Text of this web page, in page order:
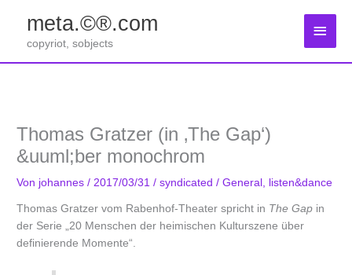
springen
meta.©®.com
copyriot, sobjects
Thomas Gratzer (in ‚The Gap‘)
&uuml;ber monochrom
Von johannes/ 2017/03/31/syndicated /General listen&dance
Thomas Gratzer vom Rabenhof-Theater spricht in The Gap in
der Serie „20 Menschen der heimischen Kulturszene über
definierende Momente“.